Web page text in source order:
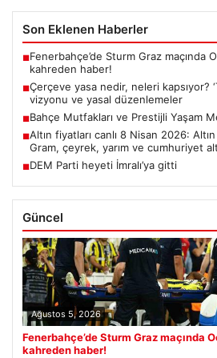
Son Eklenen Haberler
■Fenerbahçe’de Sturm Graz maçında
kahreden haber!
■Çerçeve yasa nedir, neleri kapsıyor?
vizyonu ve yasal düzenlemeler
■Bahçe Mutfakları ve Prestijli Yaşam
■Altın fiyatları canlı 8 Nisan 2026:
Gram, çeyrek, yarım ve cumhuriyet
■DEM Parti heyeti İmralı’ya gitti
Güncel
Ağustos 5, 2026
Fenerbahçe’de Sturm Graz maçında
kahreden haber!